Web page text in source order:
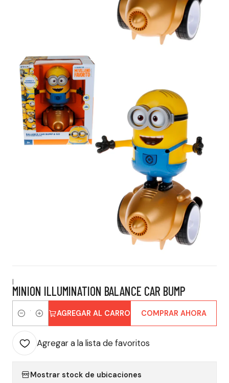
|
MINION ILLUMINATION BALANCE CAR BUMP
Cantidad
AGREGAR AL CARRO COMPRAR AHORA
Agregar a la lista de favoritos
Mostrar stock de ubicaciones